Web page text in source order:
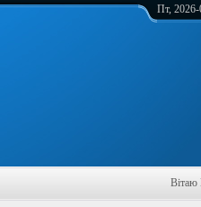
Пт,
Вітаю